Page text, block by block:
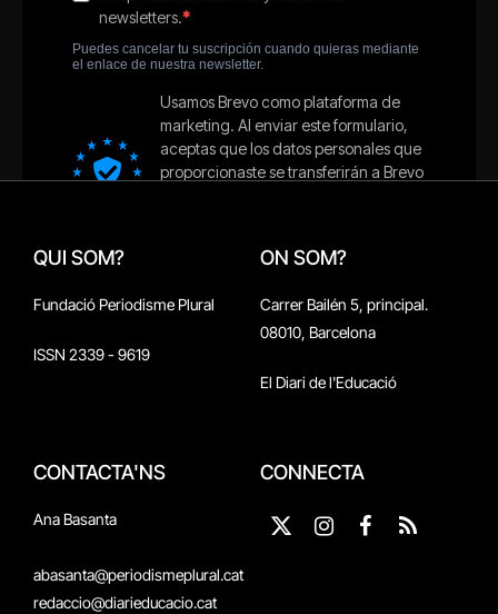
QUI SOM?
Fundació Periodisme Plural
ISSN 2339 - 9619
ON SOM?
Carrer Bailén 5, principal.
08010, Barcelona
El Diari de l'Educació
CONTACTA'NS
Ana Basanta
abasanta@periodismeplural.cat
redaccio@diarieducacio.cat
CONNECTA
X
Instagram
Facebook
RSS